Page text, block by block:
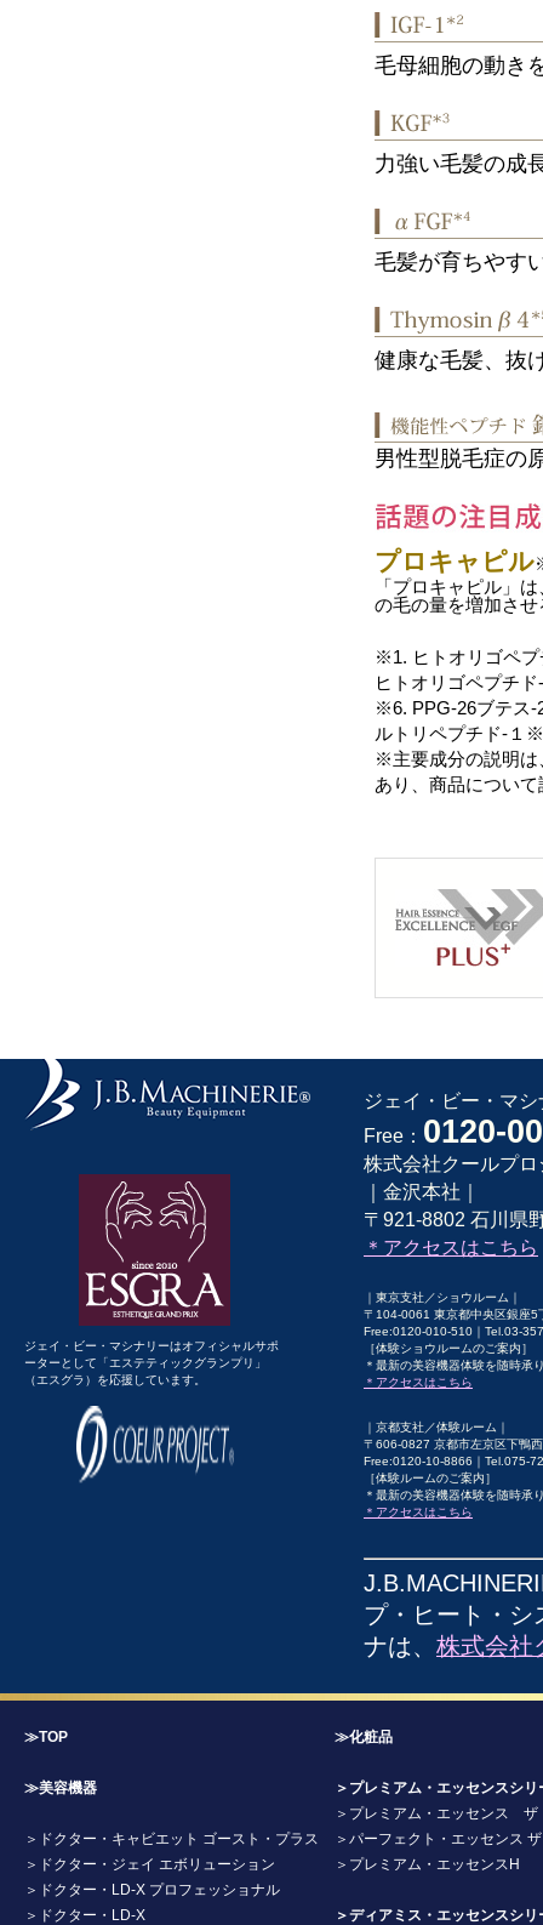
毛母細胞の動き
力強い毛髪の成
毛髪が育ちやす
健康な毛髪、抜
男性型脱毛症の
プロキャピル
「プロキャピル」
の毛の量を増加さ
※1. ヒトオリゴペ
ヒトオリゴペプチ
※6. PPG-26ブテス-
ルトリペプチド-１
※主要成分の説明は
あり、商品につい
ジェイ・ビー・マシナリーはオフィシャルサポ
ーターとして「エステティックグランプリ」
（エスグラ）を応援しています。
ジェイ・ビー・マ
Free： 0120-
株式会社クールプ
｜金沢本社｜
〒921-8802 石川県
＊アクセスはこちら
｜東京支社／ショウルーム｜
〒104-0061 東京都中央区銀座5
Free:0120-010-510｜Tel.03-
［体験ショウルームのご案内］
＊最新の美容機器体験を随時承
＊アクセスはこちら
｜京都支社／体験ルーム｜
〒606-0827 京都市左京区下鴨
Free:0120-10-8866｜Tel.075-
［体験ルームのご案内］
＊最新の美容機器体験を随時承
＊アクセスはこちら
プ・ヒート・
ナは、 株式会社
≫TOP
≫美容機器
＞ドクター・キャビエット ゴースト・プラス
＞ドクター・ジェイ エボリューション
＞ドクター・LD-X プロフェッショナル
＞ドクター・LD-X
≫化粧品
＞プレミアム・エッセンスシリ
＞プレミアム・エッセンス ザ
＞パーフェクト・エッセンス
＞プレミアム・エッセンスH
＞ディアミス・エッセンスシリ